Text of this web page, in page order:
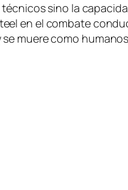
sino la
en el com­ba­te
mue­re co­mo